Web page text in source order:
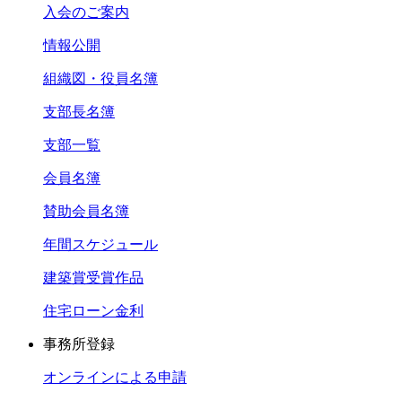
入会のご案内
情報公開
組織図・役員名簿
支部長名簿
支部一覧
会員名簿
賛助会員名簿
年間スケジュール
建築賞受賞作品
住宅ローン金利
事務所登録
オンラインによる申請